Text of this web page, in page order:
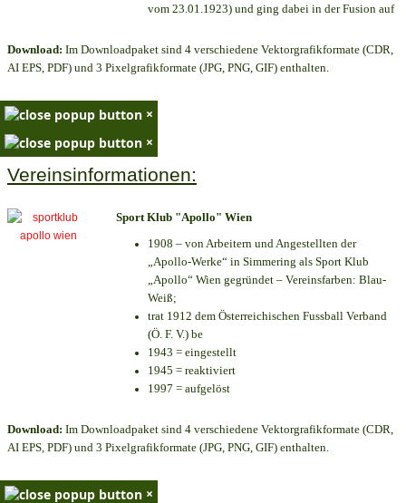
vom 23.01.1923) und ging dabei in der Fusion auf
Download: Im Downloadpaket sind 4 verschiedene Vektorgrafikformate (CDR,
AI EPS, PDF) und 3 Pixelgrafikformate (JPG, PNG, GIF) enthalten.
×
×
Vereinsinformationen:
Sport Klub "Apollo" Wien
1908 – von Arbeitern und Angestellten der
„Apollo-Werke“ in Simmering als Sport Klub
„Apollo“ Wien gegründet – Vereinsfarben: Blau-
Weiß;
trat 1912 dem Österreichischen Fussball Verband
(Ö. F. V.) be
1943 = eingestellt
1945 = reaktiviert
1997 = aufgelöst
Download: Im Downloadpaket sind 4 verschiedene Vektorgrafikformate (CDR,
AI EPS, PDF) und 3 Pixelgrafikformate (JPG, PNG, GIF) enthalten.
×